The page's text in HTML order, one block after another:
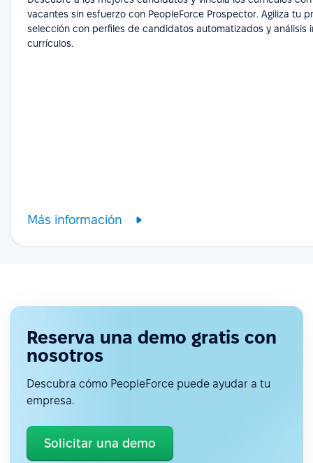
vacantes sin esfuerzo con PeopleForce Prospector. Agiliza tu
selección con perfiles de candidatos automatizados y análisis
currículos.
Más información
Reserva una demo gratis con
nosotros
Descubra cómo PeopleForce puede ayudar a tu
empresa.
Solicitar una demo